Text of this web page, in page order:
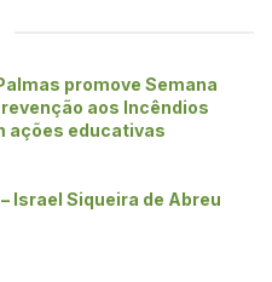
promove Semana
aos Incêndios
ações educativas
Israel Siqueira de Abreu